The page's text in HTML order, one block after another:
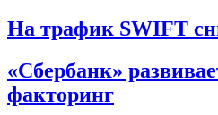
На трафик SWIFT
«Сбербанк»
факторинг